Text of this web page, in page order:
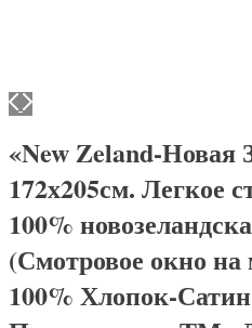
«New Zeland-Новая
172х205см. Легкое
100%
(Смотровое окно
100% Хлопок-